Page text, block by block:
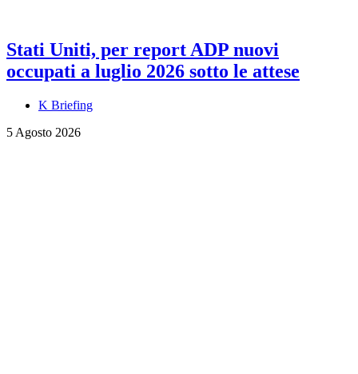
Stati Uniti, per report ADP nuovi
occupati a luglio 2026 sotto le attese
K Briefing
5 Agosto 2026